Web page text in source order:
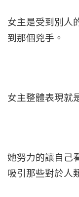
女主是受到別人
到那個兇手。
女主整體表現就
她努力的讓自己
吸引那些對於人